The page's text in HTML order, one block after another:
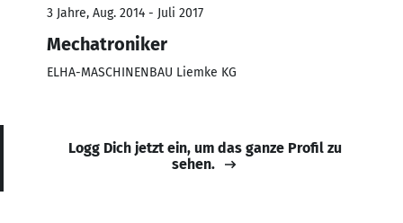
3 Jahre, Aug. 2014 - Juli 2017
Mechatroniker
ELHA-MASCHINENBAU Liemke KG
Logg Dich jetzt ein, um das ganze Profil zu
sehen.